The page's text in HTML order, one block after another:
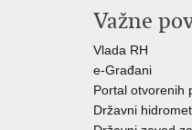
Važne
Vlada RH
e-Građani
Portal otvorenih
Državni